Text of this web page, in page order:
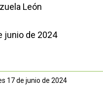
León
junio de 2024
17 de junio de 2024